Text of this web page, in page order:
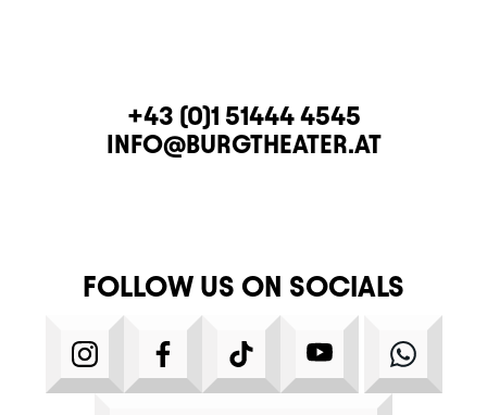
CONTACTTELEPHONE
+43 (0)1 51444 4545
E-MAIL
INFO@BURGTHEATER.AT
FOLLOW US ON SOCIALS
INSTAGRAMFACEBOOKTIKTOK YOUTUBE